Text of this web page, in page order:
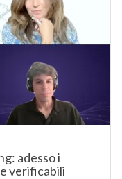
adesso i
verificabili